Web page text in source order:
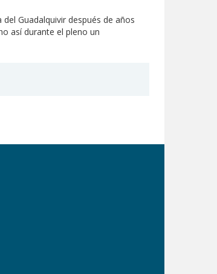
Guadalquivir después de años
así durante el pleno un